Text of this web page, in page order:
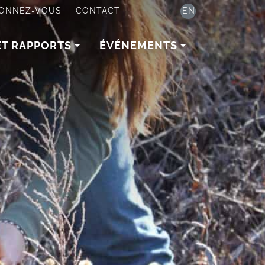
VOUS CONTACT EN
RAPPORTS ÉVÉNEMENTS